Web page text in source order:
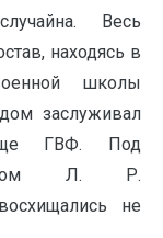
Весь
находясь в
школы
заслуживал
ГВФ. Под
Л. Р.
не